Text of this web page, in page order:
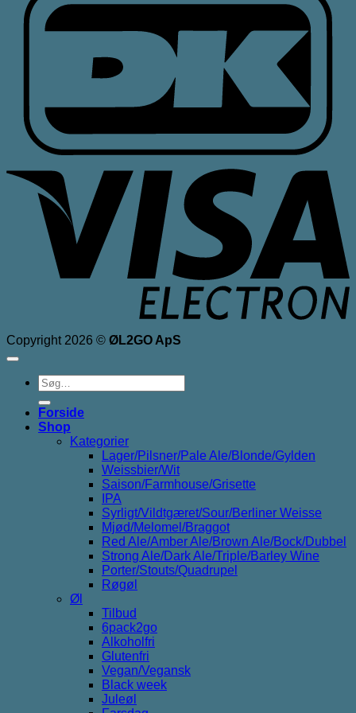
Copyright 2026 © ØL2GO ApS
Søg
efter:
Forside
Shop
Kategorier
Lager/Pilsner/Pale Ale/Blonde/Gylden
Weissbier/Wit
Saison/Farmhouse/Grisette
IPA
Syrligt/Vildtgæret/Sour/Berliner Weisse
Mjød/Melomel/Braggot
Red Ale/Amber Ale/Brown Ale/Bock/Dubbel
Strong Ale/Dark Ale/Triple/Barley Wine
Porter/Stouts/Quadrupel
Røgøl
Øl
Tilbud
6pack2go
Alkoholfri
Glutenfri
Vegan/Vegansk
Black week
Juleøl